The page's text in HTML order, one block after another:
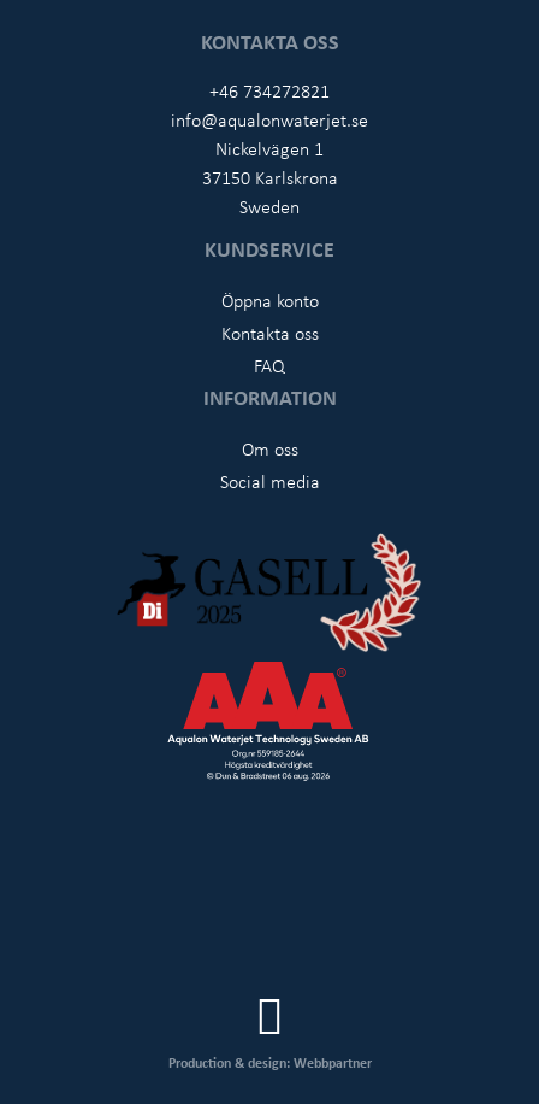
KONTAKTA OSS
+46 734272821
info@aqualonwaterjet.se
Nickelvägen 1
37150 Karlskrona
Sweden
KUNDSERVICE
Öppna konto
Kontakta oss
FAQ
INFORMATION
Om oss
Social media
Production & design: Webbpartner